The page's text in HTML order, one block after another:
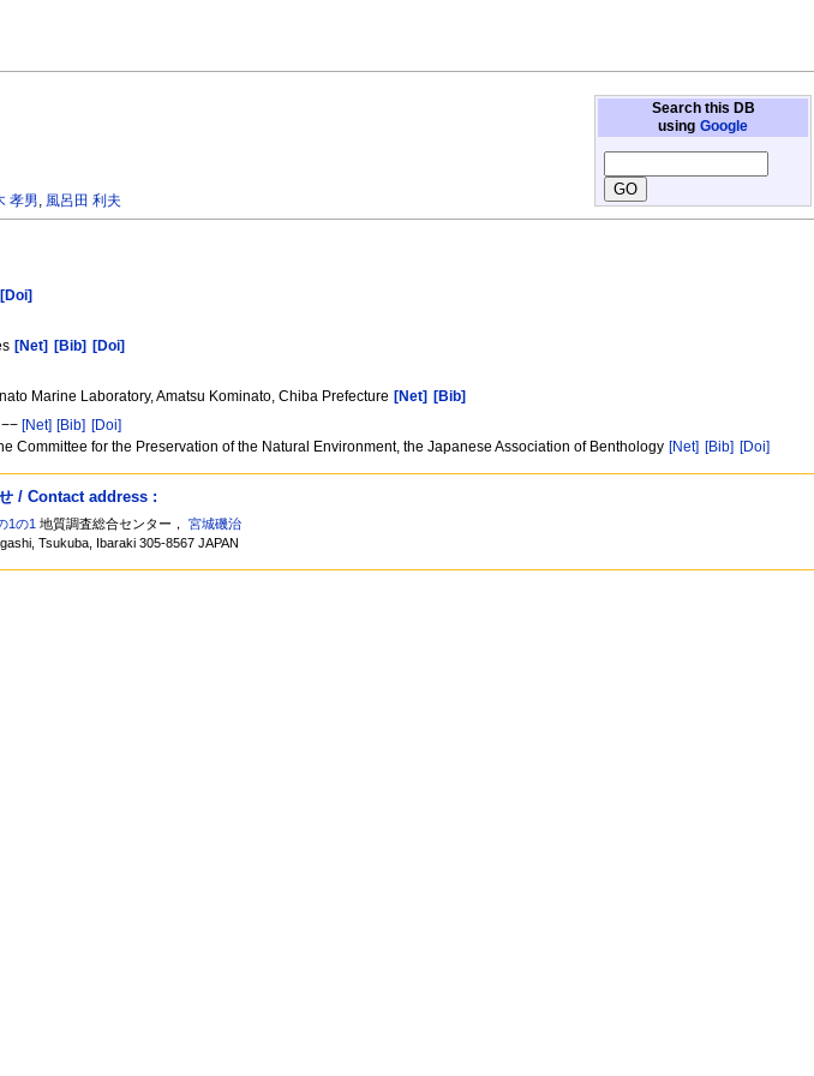
Search this DB
using Google
孝男, 風呂田 利夫
[Doi]
[Net] [Bib]
[Doi]
Marine Laboratory, Amatsu Kominato, Chiba Prefecture [Net]
[Bib]
[Net] [Bib] [Doi]
for the Preservation of the Natural Environment, the Japanese Association of Benthology [Net] [Bib] [Doi]
/ Contact address :
1の1 地質調査総合センター，宮城磯治
Tsukuba, Ibaraki 305-8567 JAPAN